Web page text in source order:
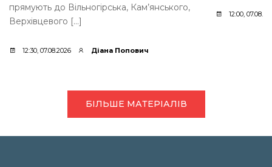
прямують до Вільногірська, Кам’янського,
Верхівцевого […]
12:30, 07.08.2026 Діана Попович
12:00,
БІЛЬШЕ МАТЕРІАЛІВ